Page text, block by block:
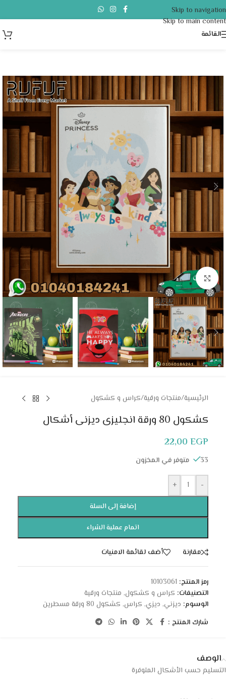
Skip to navigation
Skip to main content
القائمة
Click to enlarge
الرئيسية/منتجات ورقية/كراس و كشكول
كشكول 80 ورقة انجليزى ديزنى أشكال
22,00 EGP
33 متوفر في المخزون
-
+
إضافة إلى السلة
اتمام عملية الشراء
مقارنة أضف لقائمة الامنيات
رمز المنتج: 10103061
التصنيفات: كراس و كشكول, منتجات ورقية
الوسوم: ديزني, ديزي, كراس, كشكول 80 ورقة مسطرين
شارك المنتج :
الوصف
التسليم حسب الأشكال المتوفرة